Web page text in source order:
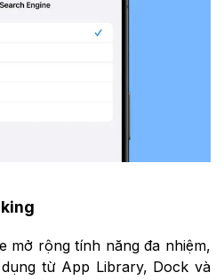
mở rộng tính năng đa nhiệm,
từ App Library, Dock và